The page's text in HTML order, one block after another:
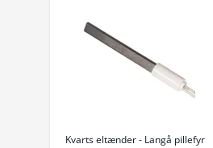
Kvarts eltænder - Langå pillefyr